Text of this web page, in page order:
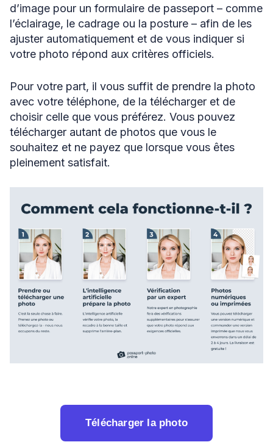
d’image pour un formulaire de passeport – comme
l’éclairage, le cadrage ou la posture – afin de les
ajuster automatiquement et de vous indiquer si
votre photo répond aux critères officiels.
Pour votre part, il vous suffit de prendre la photo
avec votre téléphone, de la télécharger et de
choisir celle que vous préférez. Vous pouvez
télécharger autant de photos que vous le
souhaitez et ne payez que lorsque vous êtes
pleinement satisfait.
Télécharger la photo